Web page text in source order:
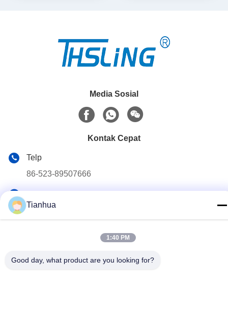
Media Sosial
Kontak Cepat
Telp
86-523-89507666
info@tianhua-rigging.com
No. 8, Jalan Xinqiao, Kawasan Industri Lingang, Distrik
Tianhua
1:40 PM
Good day, what product are you looking for?